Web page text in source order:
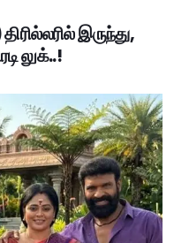
இருந்து,
லுக்..!